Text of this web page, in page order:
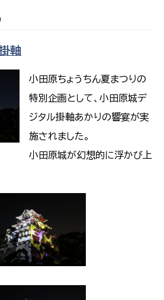
軸
小田原ちょうちん夏まつりの
特別企画として、小田原城デ
ジタル掛軸あかりの響宴が実
施されました。
小田原城が幻想的に浮かび上